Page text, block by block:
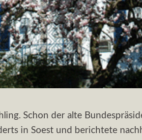
Schon der alte
in Soest und berichtete